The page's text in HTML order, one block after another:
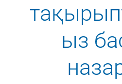
ыз